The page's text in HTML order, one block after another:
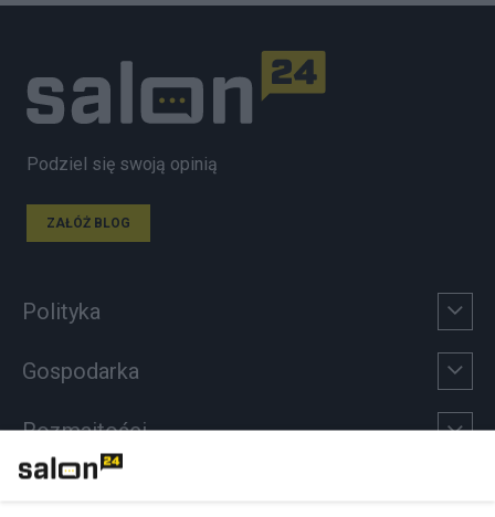
Podziel się swoją opinią
ZAŁÓŻ BLOG
Polityka
Gospodarka
Rozmaitości